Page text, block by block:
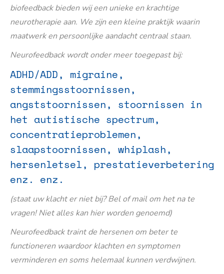
biofeedback bieden wij een unieke en krachtige
neurotherapie aan. We zijn een kleine praktijk waarin
maatwerk en persoonlijke aandacht centraal staan.
Neurofeedback wordt onder meer toegepast bij:
ADHD/ADD, migraine,
stemmingsstoornissen,
angststoornissen, stoornissen in
het autistische spectrum,
concentratieproblemen,
slaapstoornissen, whiplash,
hersenletsel, prestatieverbetering
enz. enz.
(staat uw klacht er niet bij? Bel of mail om het na te
vragen! Niet alles kan hier worden genoemd)
Neurofeedback traint de hersenen om beter te
functioneren waardoor klachten en symptomen
verminderen en soms helemaal kunnen verdwijnen.